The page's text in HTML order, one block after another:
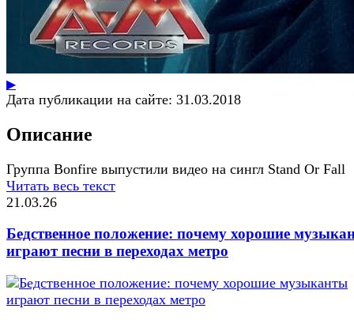
▶
Дата публикации на сайте: 31.03.2018
Описание
Группа Bonfire выпустили видео на сингл Stand Or Fall
Читать весь текст
21.03.26
Бедственное положение: почему хорошие
играют песни в переходах метро